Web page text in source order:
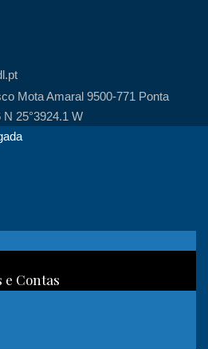
Mota Amaral 9500-771 Ponta
25°3924.1 W
e Contas